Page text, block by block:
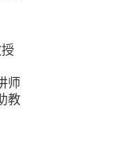
师
教